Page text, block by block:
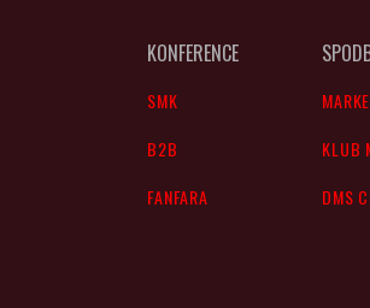
KONFERENCE
SMK
B2B
FANFARA
KLUB
DMS